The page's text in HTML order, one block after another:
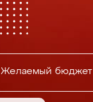
Желаемый бюджет